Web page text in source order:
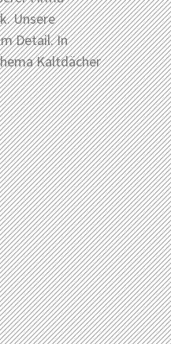
Unsere
Detail. In
Kaltdächer